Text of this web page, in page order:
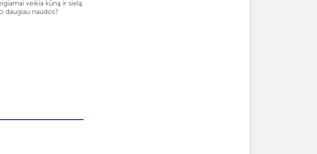
veikia kūną ir sielą.
daugiau naudos?